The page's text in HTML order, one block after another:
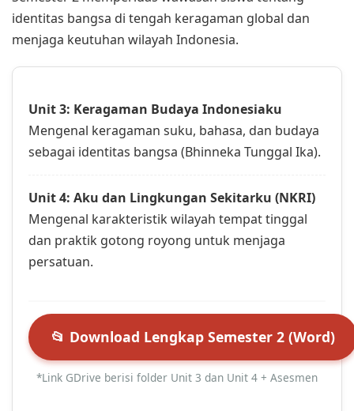
identitas bangsa di tengah keragaman global dan
menjaga keutuhan wilayah Indonesia.
Unit 3: Keragaman Budaya Indonesiaku
Mengenal keragaman suku, bahasa, dan budaya
sebagai identitas bangsa (Bhinneka Tunggal Ika).
Unit 4: Aku dan Lingkungan Sekitarku (NKRI)
Mengenal karakteristik wilayah tempat tinggal
dan praktik gotong royong untuk menjaga
persatuan.
📂 Download Lengkap Semester 2 (Word)
*Link GDrive berisi folder Unit 3 dan Unit 4 + Asesmen